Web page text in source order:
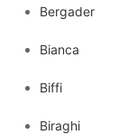
Bergader
Bianca
Biffi
Biraghi